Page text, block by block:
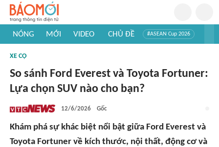
NÓNG MỚI VIDEO CHỦ ĐỀ #ASEAN Cup 2026
#Khám phá thế giới
XE CỘ
So sánh Ford Everest và Toyota Fortuner:
Lựa chọn SUV nào cho bạn?
12/6/2026 Gốc
Khám phá sự khác biệt nổi bật giữa Ford Everest và
Toyota Fortuner về kích thước, nội thất, động cơ và